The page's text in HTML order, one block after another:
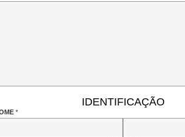
IDENTIFICAÇÃO
*